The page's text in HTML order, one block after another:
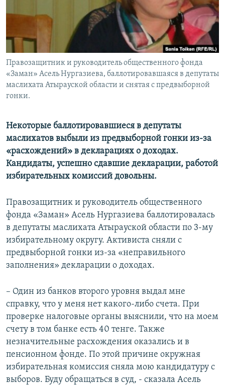
Правозащитник и руководитель общественного фонда
«Заман» Асель Нургазиева, баллотировавшаяся в депутаты
маслихата Атырауской области и снятая с предвыборной
гонки.
Некоторые баллотировавшиеся в депутаты
маслихатов выбыли из предвыборной гонки из-за
«расхождений» в декларациях о доходах.
Кандидаты, успешно сдавшие декларации, работой
избирательных комиссий довольны.
Правозащитник и руководитель общественного
фонда «Заман» Асель Нургазиева баллотировалась
в депутаты маслихата Атырауской области по 3-му
избирательному округу. Активиста сняли с
предвыборной гонки из-за «неправильного
заполнения» декларации о доходах.
– Один из банков второго уровня выдал мне
справку, что у меня нет какого-либо счета. При
проверке налоговые органы выяснили, что на моем
счету в том банке есть 40 тенге. Также
незначительные расхождения оказались и в
пенсионном фонде. По этой причине окружная
избирательная комиссия сняла мою кандидатуру с
выборов. Буду обращаться в суд, - сказала Асель